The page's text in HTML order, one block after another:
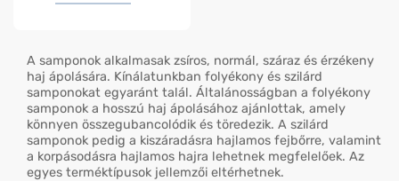
A samponok alkalmasak zsíros, normál, száraz és érzékeny
haj ápolására. Kínálatunkban folyékony és szilárd
samponokat egyaránt talál. Általánosságban a folyékony
samponok a hosszú haj ápolásához ajánlottak, amely
könnyen összegubancolódik és töredezik. A szilárd
samponok pedig a kiszáradásra hajlamos fejbőrre, valamint
a korpásodásra hajlamos hajra lehetnek megfelelőek. Az
egyes terméktípusok jellemzői eltérhetnek.